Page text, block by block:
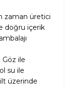
zaman üretici
doğru içerik
Göz ile
su ile
üzerinde